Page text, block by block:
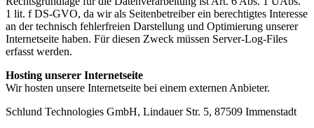
1 lit. f DS-GVO, da wir als Seitenbetreiber ein berechtigtes Interesse
an der technisch fehlerfreien Darstellung und Optimierung unserer
Internetseite haben. Für diesen Zweck müssen Server-Log-Files
erfasst werden.
Hosting unserer Internetseite
Wir hosten unsere Internetseite bei einem externen Anbieter.
Schlund Technologies GmbH, Lindauer Str. 5, 87509 Immenstadt